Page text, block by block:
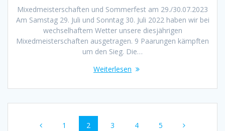
Mixedmeisterschaften und Sommerfest am 29./30.07.2023
Am Samstag 29. Juli und Sonntag 30. Juli 2022 haben wir bei
wechselhaftem Wetter unsere diesjährigen
Mixedmeisterschaften ausgetragen. 9 Paarungen kämpften
um den Sieg. Die…
Weiterlesen
Beitragsnavigation
Seite
1 Seite
2 Seite
3 Seite
4 Seite
5